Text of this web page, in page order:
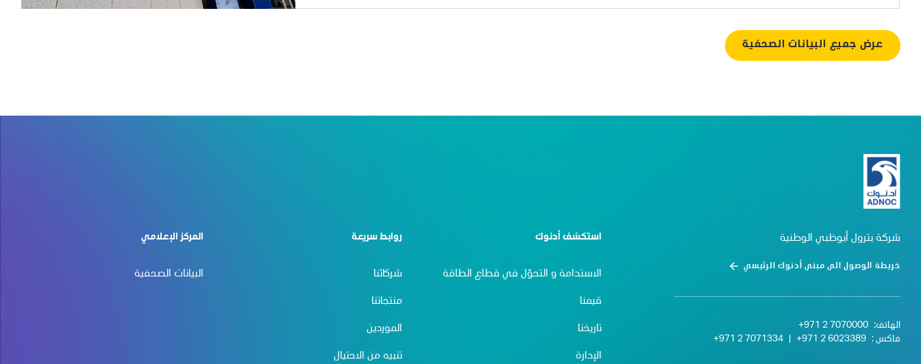
عرض جميع البيانات الصحفية
شركة بترول أبوظبي الوطنية
خريطة الوصول الى مبنى أدنوك الرئيسي
الهاتف: +971 2 7070000
فاكس : +971 2 6023389
+971 2 7071334
استكشف أدنوك
الاستدامة و التحوّل في قطاع الطاقة
قيمنا
تاريخنا
الإدارة
روابط سريعة
شركائنا
منتجاتنا
الموردين
تنبيه من الاحتيال
المركز الإعلامي
البيانات الصحفية